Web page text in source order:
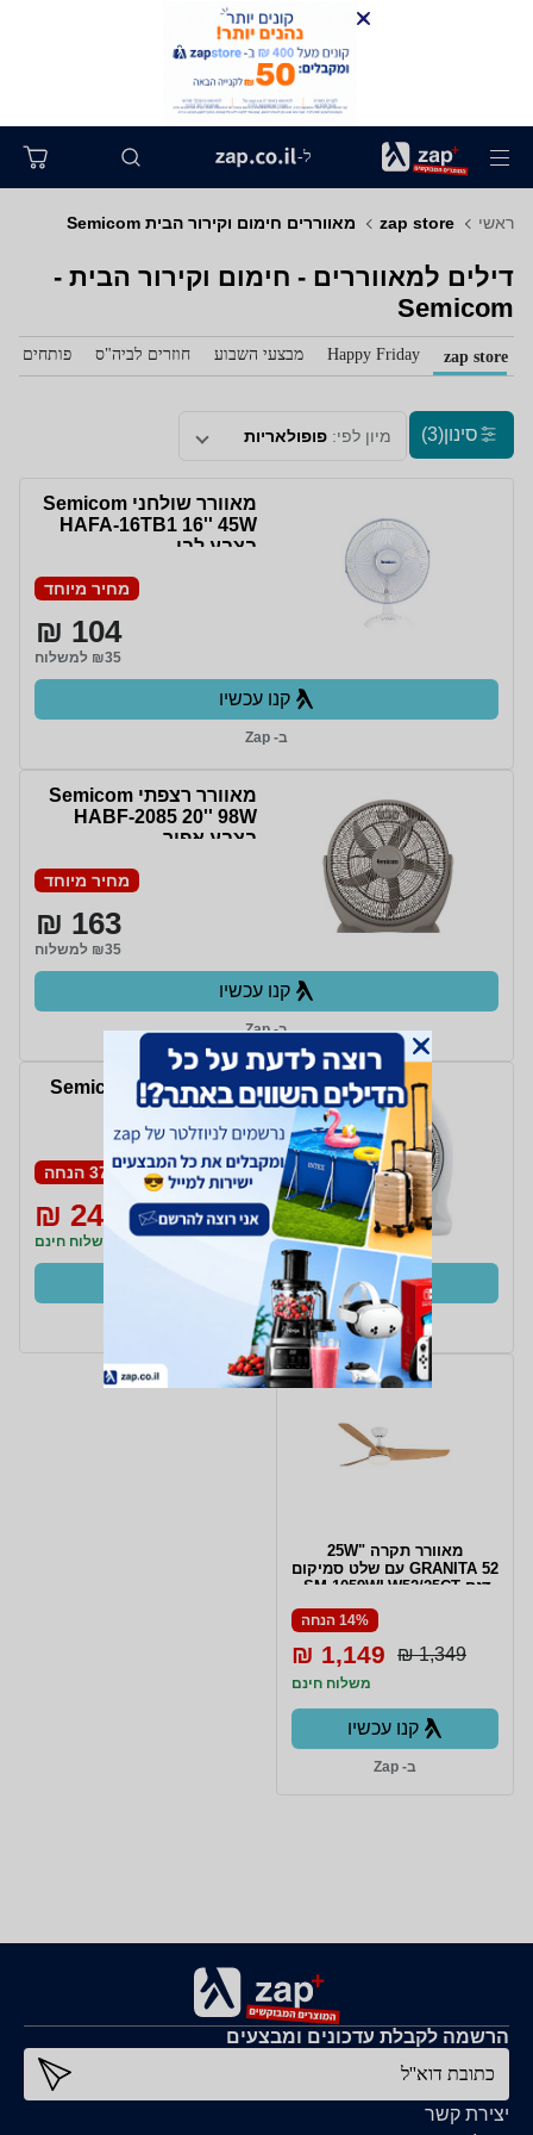
ל-
ראשי zap store מאווררים חימום וקירור הבית Semicom
דילים למאווררים - חימום וקירור הבית -
Semicom
zap store
Happy Friday מבצעי השבוע חוזרים לביה"ס פותחים
סינון(3) מיון לפי: פופולאריות
מאוורר שולחני Semicom
HAFA-16TB1 16'' 45W
בצבע לבן
מחיר מיוחד
104 ₪
₪35 למשלוח
קנו עכשיו
ב- Zap
מאוורר רצפתי Semicom
HABF-2085 20'' 98W
בצבע אפור
מחיר מיוחד
163 ₪
₪35 למשלוח
קנו עכשיו
ב- Zap
מאוורר רוטורי Semicom
HABF-1684
37% הנחה
399 ₪
249 ₪
משלוח חינם
קנו עכשיו
ב- Zap
מאוורר תקרה "25W
GRANITA 52 עם שלט סמיקום
14% הנחה
1,349 ₪
1,149 ₪
משלוח חינם
קנו עכשיו
ב- Zap
יצירת קשר
הרשמה לקבלת עדכונים ומבצעים
כתובת דוא''ל